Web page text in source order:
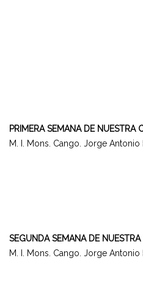
PRIMERA SEMANA DE NUESTRA
M. I. Mons. Cango. Jorge
SEGUNDA SEMANA DE
M. I. Mons. Cango. Jorge